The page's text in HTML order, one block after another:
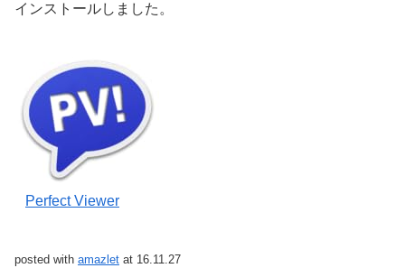
インストールしました。
Perfect Viewer
posted with amazlet at 16.11.27